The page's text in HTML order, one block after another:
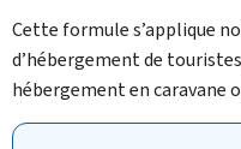
Cette formule s’applique
d’hébergement de
hébergement en caravane